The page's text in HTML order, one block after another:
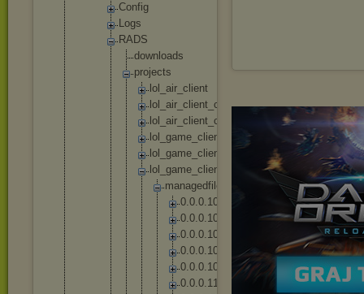
Config
Logs
RADS
downl oads
projects
lo
air_ cl ient
lo
air_ cl ient _c fig_eune
lo
air_ cl ient _c
lo
game _c lien
lo
game _c lien
lo
game _c lien
managedfi e
0.0.0.10
0.0.0.10
0.0.0.10
0.0.0.10
0.0.0.10
0.0.0.11